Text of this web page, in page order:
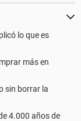
lo que es
más en
sin borrar la
4.000 años de